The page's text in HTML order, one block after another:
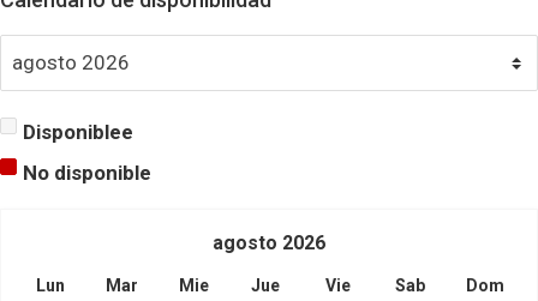
Disponiblee
No disponible
agosto 2026
Lun Mar Mie Jue Vie Sab Dom